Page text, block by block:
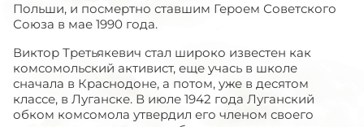
Польши, и посмертно ставшим Героем Советского
Союза в мае 1990 года.
Виктор Третьякевич стал широко известен как
комсомольский активист, еще учась в школе
сначала в Краснодоне, а потом, уже в десятом
классе, в Луганске. В июле 1942 года Луганский
обком комсомола утвердил его членом своего